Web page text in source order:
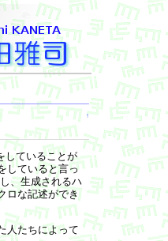
↑
していることが
していると言っ
、生成されるハ
ロな記述ができ
人たちによって